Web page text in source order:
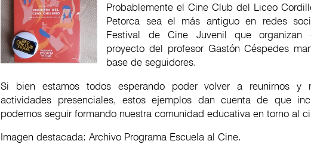
Probablemente el Cine Club del Liceo
Petorca sea el más antiguo en redes
Festival de Cine Juvenil que organizan
proyecto del profesor Gastón Céspedes
base de seguidores.
Si bien estamos todos esperando poder volver a reunirnos y
actividades presenciales, estos ejemplos dan cuenta de que
podemos seguir formando nuestra comunidad educativa en torno al
Imagen destacada: Archivo Programa Escuela al Cine.